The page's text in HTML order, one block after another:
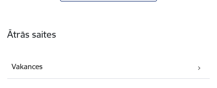
Ātrās saites
Vakances